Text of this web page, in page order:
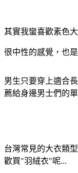
其實我蠻喜歡素色
很中性的感覺，也
男生只要穿上適合
薦給身邊男士們的
台灣常見的大衣類
歡買"羽絨衣"呢...